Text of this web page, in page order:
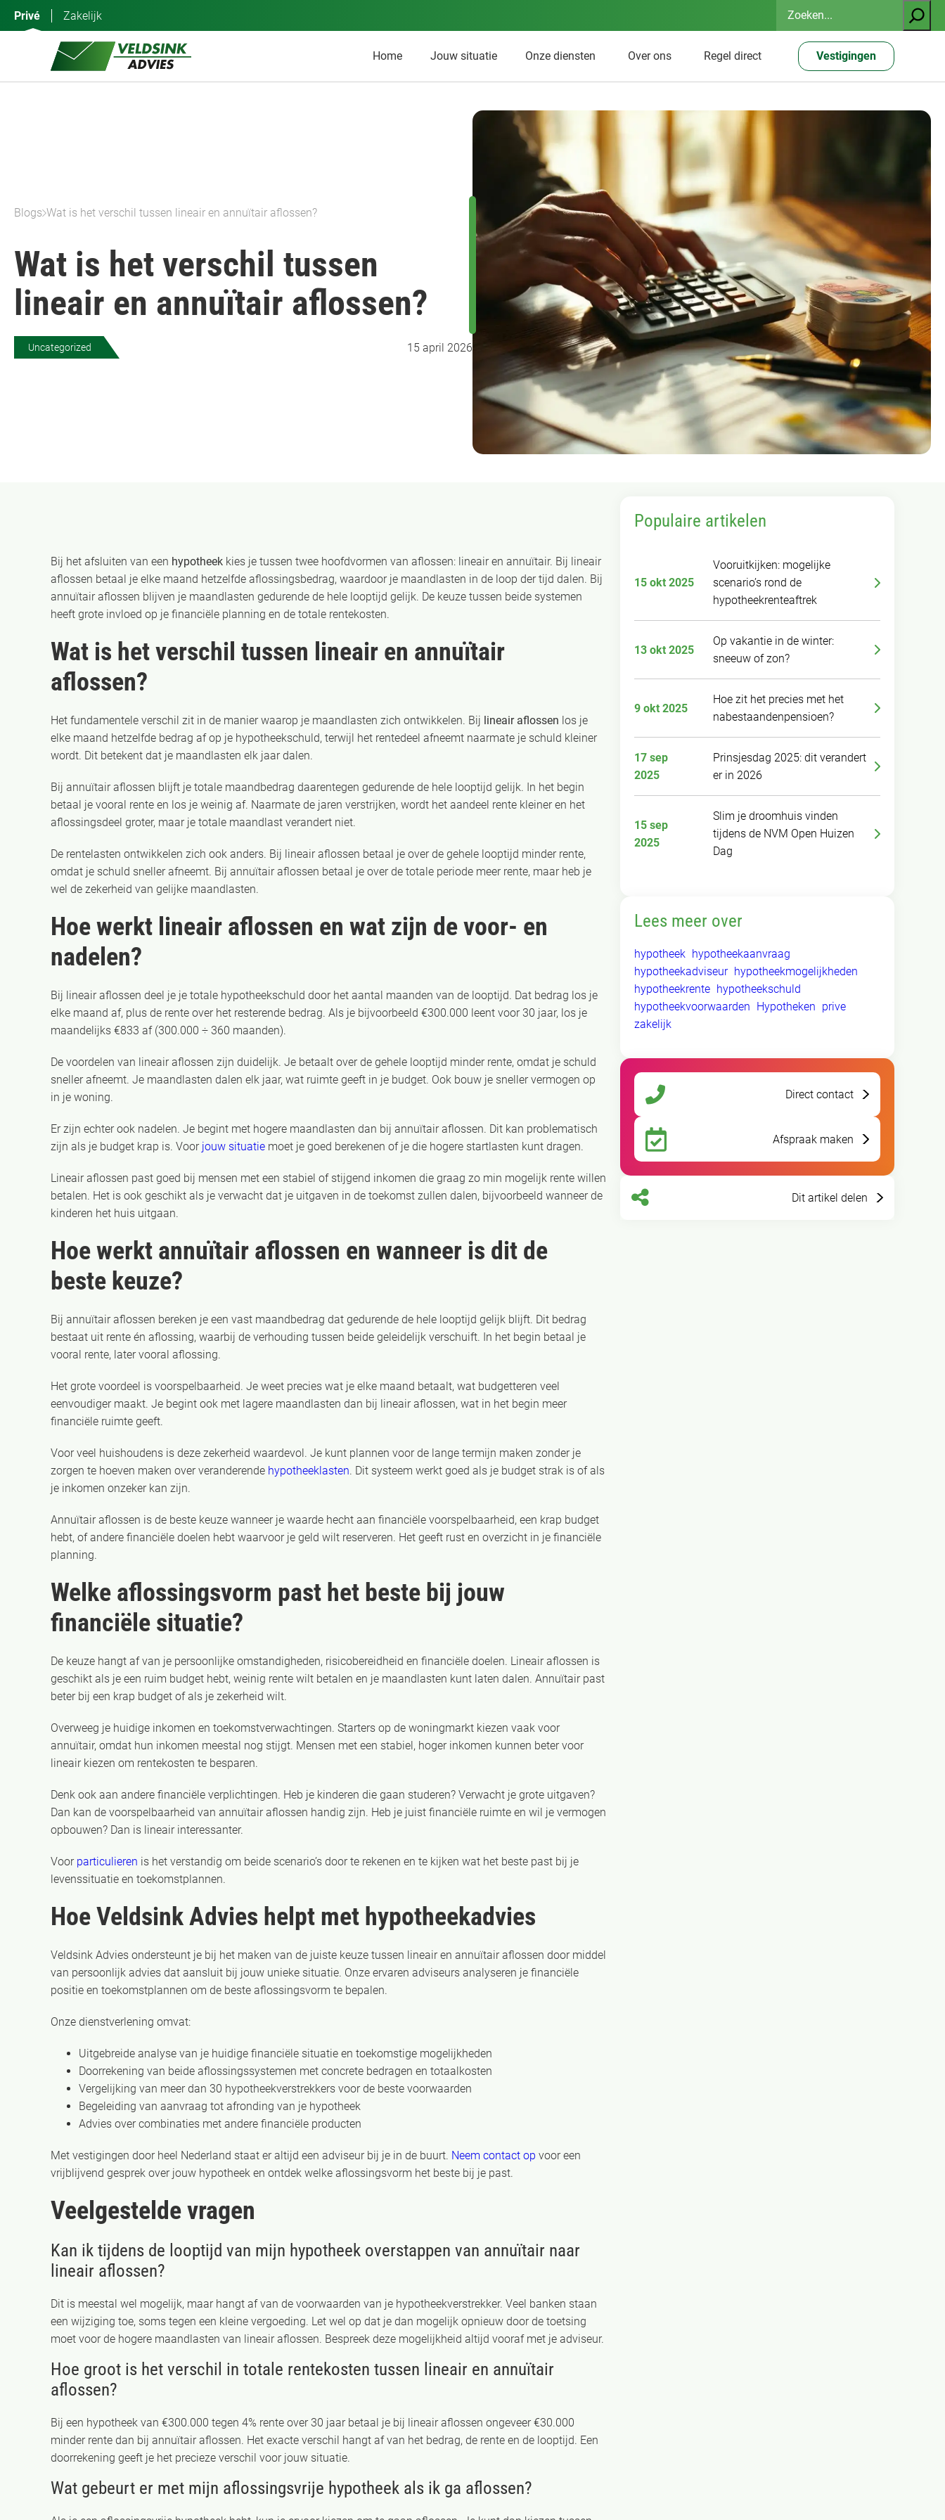
Privé Zakelijk
Zoeken
Home Jouw situatie Onze diensten Over ons Regel direct Vestigingen
Blogs Wat is het verschil tussen lineair en annuïtair aflossen?
Wat is het verschil tussen
lineair en annuïtair aflossen?
Uncategorized 15 april 2026
Bij het afsluiten van een hypotheek kies je tussen twee hoofdvormen van aflossen: lineair en annuïtair. Bij lineair
aflossen betaal je elke maand hetzelfde aflossingsbedrag, waardoor je maandlasten in de loop der tijd dalen. Bij
annuïtair aflossen blijven je maandlasten gedurende de hele looptijd gelijk. De keuze tussen beide systemen
heeft grote invloed op je financiële planning en de totale rentekosten.
Wat is het verschil tussen lineair en annuïtair
aflossen?
Het fundamentele verschil zit in de manier waarop je maandlasten zich ontwikkelen. Bij lineair aflossen los je
elke maand hetzelfde bedrag af op je hypotheekschuld, terwijl het rentedeel afneemt naarmate je schuld kleiner
wordt. Dit betekent dat je maandlasten elk jaar dalen.
Bij annuïtair aflossen blijft je totale maandbedrag daarentegen gedurende de hele looptijd gelijk. In het begin
betaal je vooral rente en los je weinig af. Naarmate de jaren verstrijken, wordt het aandeel rente kleiner en het
aflossingsdeel groter, maar je totale maandlast verandert niet.
De rentelasten ontwikkelen zich ook anders. Bij lineair aflossen betaal je over de gehele looptijd minder rente,
omdat je schuld sneller afneemt. Bij annuïtair aflossen betaal je over de totale periode meer rente, maar heb je
wel de zekerheid van gelijke maandlasten.
Hoe werkt lineair aflossen en wat zijn de voor- en
nadelen?
Bij lineair aflossen deel je je totale hypotheekschuld door het aantal maanden van de looptijd. Dat bedrag los je
elke maand af, plus de rente over het resterende bedrag. Als je bijvoorbeeld €300.000 leent voor 30 jaar, los je
maandelijks €833 af (300.000 ÷ 360 maanden).
De voordelen van lineair aflossen zijn duidelijk. Je betaalt over de gehele looptijd minder rente, omdat je schuld
sneller afneemt. Je maandlasten dalen elk jaar, wat ruimte geeft in je budget. Ook bouw je sneller vermogen op
in je woning.
Er zijn echter ook nadelen. Je begint met hogere maandlasten dan bij annuïtair aflossen. Dit kan problematisch
zijn als je budget krap is. Voor jouw situatie moet je goed berekenen of je die hogere startlasten kunt dragen.
Lineair aflossen past goed bij mensen met een stabiel of stijgend inkomen die graag zo min mogelijk rente willen
betalen. Het is ook geschikt als je verwacht dat je uitgaven in de toekomst zullen dalen, bijvoorbeeld wanneer de
kinderen het huis uitgaan.
Hoe werkt annuïtair aflossen en wanneer is dit de
beste keuze?
Bij annuïtair aflossen bereken je een vast maandbedrag dat gedurende de hele looptijd gelijk blijft. Dit bedrag
bestaat uit rente én aflossing, waarbij de verhouding tussen beide geleidelijk verschuift. In het begin betaal je
vooral rente, later vooral aflossing.
Het grote voordeel is voorspelbaarheid. Je weet precies wat je elke maand betaalt, wat budgetteren veel
eenvoudiger maakt. Je begint ook met lagere maandlasten dan bij lineair aflossen, wat in het begin meer
financiële ruimte geeft.
Voor veel huishoudens is deze zekerheid waardevol. Je kunt plannen voor de lange termijn maken zonder je
zorgen te hoeven maken over veranderende hypotheeklasten. Dit systeem werkt goed als je budget strak is of als
je inkomen onzeker kan zijn.
Annuïtair aflossen is de beste keuze wanneer je waarde hecht aan financiële voorspelbaarheid, een krap budget
hebt, of andere financiële doelen hebt waarvoor je geld wilt reserveren. Het geeft rust en overzicht in je financiële
planning.
Welke aflossingsvorm past het beste bij jouw
financiële situatie?
De keuze hangt af van je persoonlijke omstandigheden, risicobereidheid en financiële doelen. Lineair aflossen is
geschikt als je een ruim budget hebt, weinig rente wilt betalen en je maandlasten kunt laten dalen. Annuïtair past
beter bij een krap budget of als je zekerheid wilt.
Overweeg je huidige inkomen en toekomstverwachtingen. Starters op de woningmarkt kiezen vaak voor
annuïtair, omdat hun inkomen meestal nog stijgt. Mensen met een stabiel, hoger inkomen kunnen beter voor
lineair kiezen om rentekosten te besparen.
Denk ook aan andere financiële verplichtingen. Heb je kinderen die gaan studeren? Verwacht je grote uitgaven?
Dan kan de voorspelbaarheid van annuïtair aflossen handig zijn. Heb je juist financiële ruimte en wil je vermogen
opbouwen? Dan is lineair interessanter.
Voor particulieren is het verstandig om beide scenario’s door te rekenen en te kijken wat het beste past bij je
levenssituatie en toekomstplannen.
Hoe Veldsink Advies helpt met hypotheekadvies
Veldsink Advies ondersteunt je bij het maken van de juiste keuze tussen lineair en annuïtair aflossen door middel
van persoonlijk advies dat aansluit bij jouw unieke situatie. Onze ervaren adviseurs analyseren je financiële
positie en toekomstplannen om de beste aflossingsvorm te bepalen.
Onze dienstverlening omvat:
Uitgebreide analyse van je huidige financiële situatie en toekomstige mogelijkheden
Doorrekening van beide aflossingssystemen met concrete bedragen en totaalkosten
Vergelijking van meer dan 30 hypotheekverstrekkers voor de beste voorwaarden
Begeleiding van aanvraag tot afronding van je hypotheek
Advies over combinaties met andere financiële producten
Met vestigingen door heel Nederland staat er altijd een adviseur bij je in de buurt. Neem contact op voor een
vrijblijvend gesprek over jouw hypotheek en ontdek welke aflossingsvorm het beste bij je past.
Veelgestelde vragen
Kan ik tijdens de looptijd van mijn hypotheek overstappen van annuïtair naar
lineair aflossen?
Dit is meestal wel mogelijk, maar hangt af van de voorwaarden van je hypotheekverstrekker. Veel banken staan
een wijziging toe, soms tegen een kleine vergoeding. Let wel op dat je dan mogelijk opnieuw door de toetsing
moet voor de hogere maandlasten van lineair aflossen. Bespreek deze mogelijkheid altijd vooraf met je adviseur.
Hoe groot is het verschil in totale rentekosten tussen lineair en annuïtair
aflossen?
Bij een hypotheek van €300.000 tegen 4% rente over 30 jaar betaal je bij lineair aflossen ongeveer €30.000
minder rente dan bij annuïtair aflossen. Het exacte verschil hangt af van het bedrag, de rente en de looptijd. Een
doorrekening geeft je het precieze verschil voor jouw situatie.
Wat gebeurt er met mijn aflossingsvrije hypotheek als ik ga aflossen?
Populaire artikelen
15 okt 2025
Vooruitkijken: mogelijke
scenario’s rond de
hypotheekrenteaftrek
13 okt 2025
Op vakantie in de winter:
sneeuw of zon?
9 okt 2025
Hoe zit het precies met het
nabestaandenpensioen?
17 sep
2025
Prinsjesdag 2025: dit verandert
er in 2026
15 sep
2025
Slim je droomhuis vinden
tijdens de NVM Open Huizen
Dag
Lees meer over
hypotheek hypotheekaanvraag
hypotheekadviseur hypotheekmogelijkheden
hypotheekrente hypotheekschuld
hypotheekvoorwaarden Hypotheken prive
zakelijk
Direct contact
Afspraak maken
Dit artikel delen